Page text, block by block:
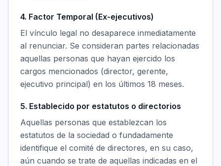
4. Factor Temporal (Ex-ejecutivos)
El vínculo legal no desaparece inmediatamente
al renunciar. Se consideran partes relacionadas
aquellas personas que hayan ejercido los
cargos mencionados (director, gerente,
ejecutivo principal) en los últimos 18 meses.
5. Establecido por estatutos o directorios
Aquellas personas que establezcan los
estatutos de la sociedad o fundadamente
identifique el comité de directores, en su caso,
aún cuando se trate de aquellas indicadas en el